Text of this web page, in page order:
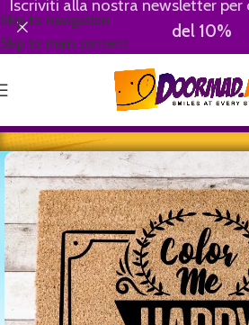
Skip to navigation
Skip to main content
Iscriviti alla nostra newsletter
del 10%